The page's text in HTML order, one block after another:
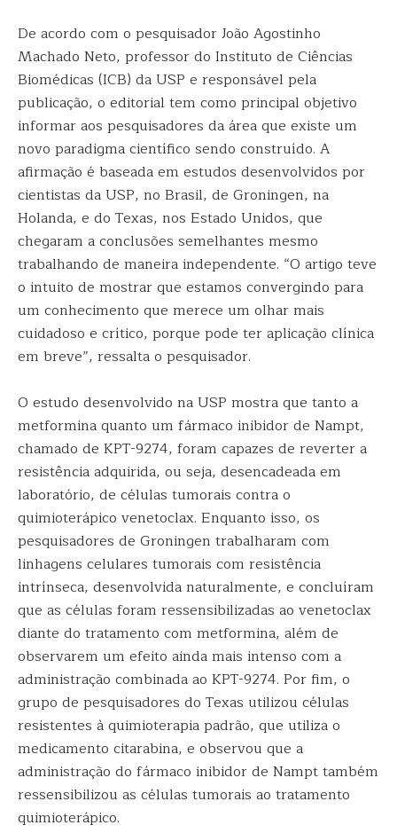
De acordo com o pesquisador João Agostinho
Machado Neto, professor do Instituto de Ciências
Biomédicas (ICB) da USP e responsável pela
publicação, o editorial tem como principal objetivo
informar aos pesquisadores da área que existe um
novo paradigma científico sendo construído. A
afirmação é baseada em estudos desenvolvidos por
cientistas da USP, no Brasil, de Groningen, na
Holanda, e do Texas, nos Estado Unidos, que
chegaram a conclusões semelhantes mesmo
trabalhando de maneira independente. “O artigo teve
o intuito de mostrar que estamos convergindo para
um conhecimento que merece um olhar mais
cuidadoso e crítico, porque pode ter aplicação clínica
em breve”, ressalta o pesquisador.
O estudo desenvolvido na USP mostra que tanto a
metformina quanto um fármaco inibidor de Nampt,
chamado de KPT-9274, foram capazes de reverter a
resistência adquirida, ou seja, desencadeada em
laboratório, de células tumorais contra o
quimioterápico venetoclax. Enquanto isso, os
pesquisadores de Groningen trabalharam com
linhagens celulares tumorais com resistência
intrínseca, desenvolvida naturalmente, e concluíram
que as células foram ressensibilizadas ao venetoclax
diante do tratamento com metformina, além de
observarem um efeito ainda mais intenso com a
administração combinada ao KPT-9274. Por fim, o
grupo de pesquisadores do Texas utilizou células
resistentes à quimioterapia padrão, que utiliza o
medicamento citarabina, e observou que a
administração do fármaco inibidor de Nampt também
ressensibilizou as células tumorais ao tratamento
quimioterápico.